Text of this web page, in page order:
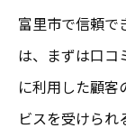
富里市で信頼で
は、まずは口コ
に利用した顧客
ビスを受けられ